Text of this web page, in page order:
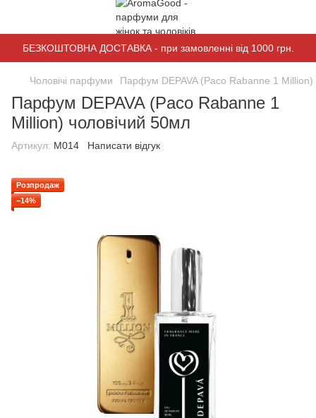
БЕЗКОШТОВНА ДОСТАВКА - при замовленні від 1000 грн.
Чоловічі парфуми Парфум DEPAVA (Paco Rabanne 1 Million)
Парфум DEPAVA (Paco Rabanne 1
Million) чоловічий 50мл
Артикул: M014 Написати відгук
Розпродаж
−14%